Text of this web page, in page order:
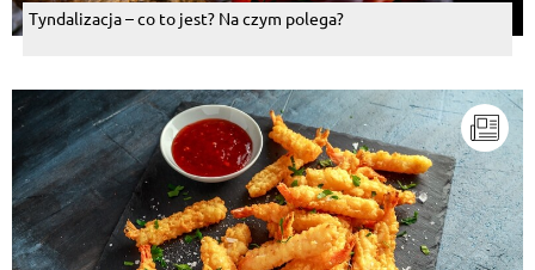
Tyndalizacja – co to jest? Na czym polega?